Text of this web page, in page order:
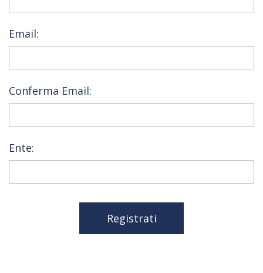
Email:
Conferma Email:
Ente:
Registrati